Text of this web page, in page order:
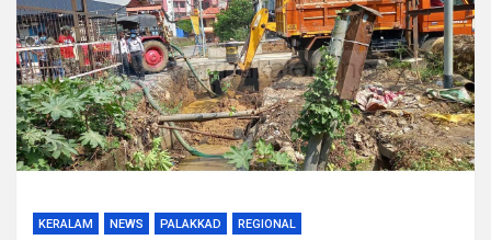
KERALAM NEWS PALAKKAD REGIONAL